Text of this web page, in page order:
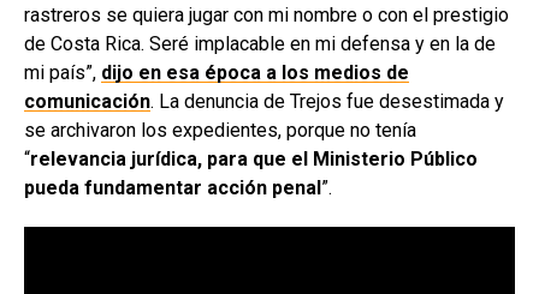
rastreros se quiera jugar con mi nombre o con el prestigio
de Costa Rica. Seré implacable en mi defensa y en la de
mi país”, dijo en esa época a los medios de
comunicación. La denuncia de Trejos fue desestimada y
se archivaron los expedientes, porque no tenía
“relevancia jurídica, para que el Ministerio Público
pueda fundamentar acción penal”.